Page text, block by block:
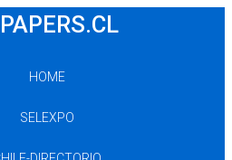
HOME
SELEXPO